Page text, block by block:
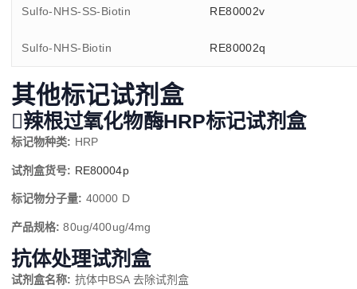
Sulfo-NHS-SS-Biotin RE80002v
Sulfo-NHS-Biotin RE80002q
其他标记试剂盒
辣根过氧化物酶HRP标记试剂盒
标记物种类: HRP
试剂盒货号: RE80004p
标记物分子量: 40000 D
产品规格: 80ug/400ug/4mg
抗体处理试剂盒
试剂盒名称: 抗体中BSA 去除试剂盒